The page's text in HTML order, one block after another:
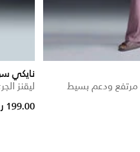
ودعم بسيط
Price
نايكي
ليقنز الجري
199.00 ر.س